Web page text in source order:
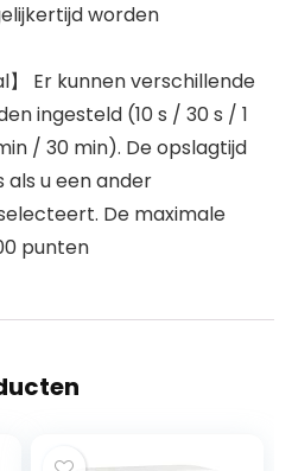
worden
】 Er kunnen verschillende
ingesteld (10 s / 30 s / 1
/ 30 min). De opslagtijd
als u een ander
De maximale
punten